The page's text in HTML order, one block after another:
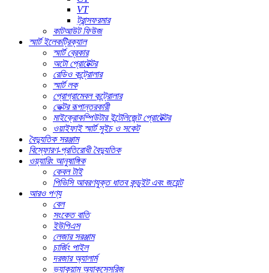
VT
ট্রান্সফরমার
কাটআউট ফিউজ
স্মার্ট ইলেকট্রিক্যাল
স্মার্ট ব্রেকার
অটো প্রোটেক্টর
রেডিও কন্ট্রোলার
স্মার্ট লক
প্রোগ্রামেবল কন্ট্রোলার
ভেক্টর রূপান্তরকারী
মাইক্রোকম্পিউটার ইন্টেলিজেন্ট প্রোটেক্টর
ওয়াইফাই স্মার্ট সুইচ ও সকেট
বৈদ্যুতিক সরঞ্জাম
বিস্ফোরণ-প্রতিরোধী বৈদ্যুতিক
ওয়্যারিং আনুষাঙ্গিক
কেবল টাই
পিভিসি আবরণযুক্ত ধাতব কন্ডুইট এবং জয়েন্ট
আরও পণ্য
বেল
সংকেত বাতি
ইউপিএস
লেজার সরঞ্জাম
চার্জিং পাইল
দরজার অ্যালার্ম
ভ্যাকুয়াম অ্যাকসেসরিজ